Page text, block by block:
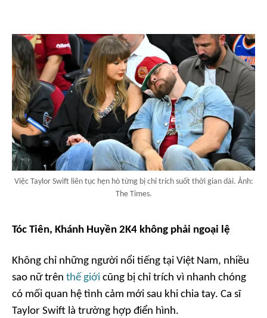
Việc Taylor Swift liên tục hẹn hò từng bị chỉ trích suốt thời gian dài. Ảnh:
The Times.
Tóc Tiên, Khánh Huyền 2K4 không phải ngoại lệ
Không chỉ những người nổi tiếng tại Việt Nam, nhiều
sao nữ trên thế giới cũng bị chỉ trích vì nhanh chóng
có mối quan hệ tình cảm mới sau khi chia tay. Ca sĩ
Taylor Swift là trường hợp điển hình.